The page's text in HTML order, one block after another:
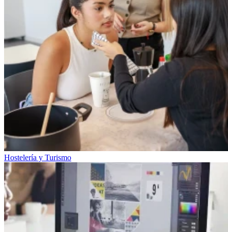
Hostelería y Turismo